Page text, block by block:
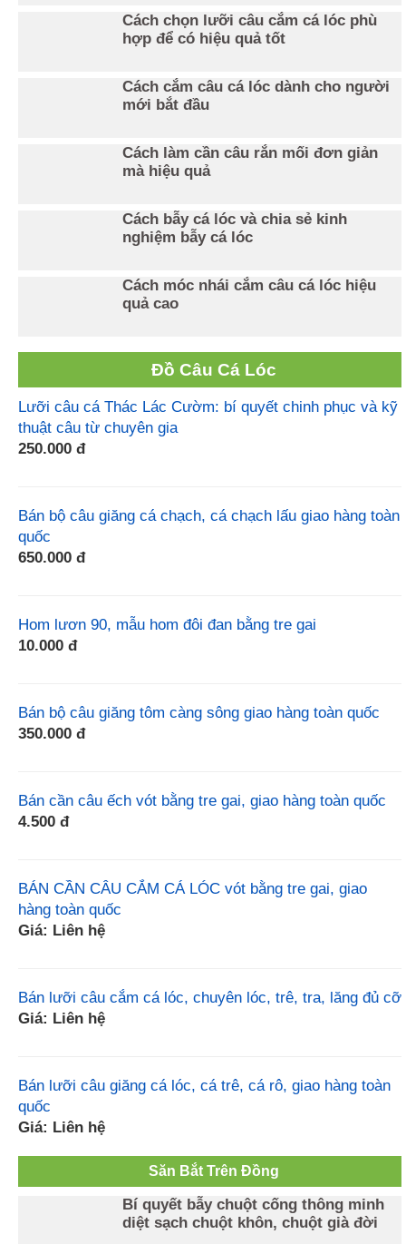
Cách chọn lưỡi câu cắm cá lóc phù
hợp để có hiệu quả tốt
Cách cắm câu cá lóc dành cho người
mới bắt đầu
Cách làm cần câu rắn mối đơn giản
mà hiệu quả
Cách bẫy cá lóc và chia sẻ kinh
nghiệm bẫy cá lóc
Cách móc nhái cắm câu cá lóc hiệu
quả cao
Đồ Câu Cá Lóc
Lưỡi câu cá Thác Lác Cườm: bí quyết chinh phục và kỹ
thuật câu từ chuyên gia
250.000 đ
Bán bộ câu giăng cá chạch, cá chạch lấu giao hàng toàn
quốc
650.000 đ
Hom lươn 90, mẫu hom đôi đan bằng tre gai
10.000 đ
Bán bộ câu giăng tôm càng sông giao hàng toàn quốc
350.000 đ
Bán cần câu ếch vót bằng tre gai, giao hàng toàn quốc
4.500 đ
BÁN CẦN CÂU CẮM CÁ LÓC vót bằng tre gai, giao
hàng toàn quốc
Giá: Liên hệ
Bán lưỡi câu cắm cá lóc, chuyên lóc, trê, tra, lăng đủ cỡ
Giá: Liên hệ
Bán lưỡi câu giăng cá lóc, cá trê, cá rô, giao hàng toàn
quốc
Giá: Liên hệ
Săn Bắt Trên Đồng
Bí quyết bẫy chuột cống thông minh
diệt sạch chuột khôn, chuột già đời